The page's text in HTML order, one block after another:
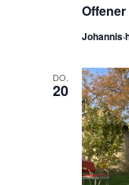
Offener
DO.
20